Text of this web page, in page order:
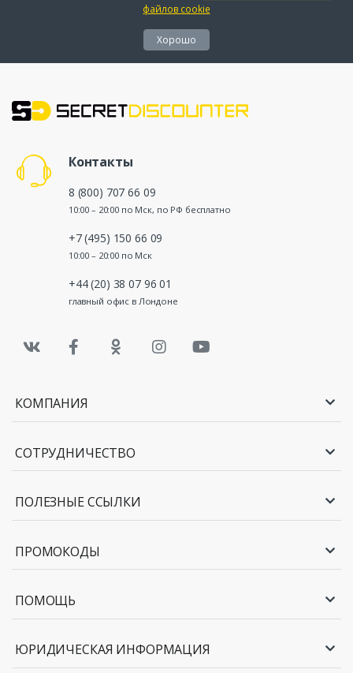
файлов cookie
Хорошо
Контакты
8 (800) 707 66 09
10:00 – 20:00 по Мск, по РФ бесплатно
+7 (495) 150 66 09
10:00 – 20:00 по Мск
+44 (20) 38 07 96 01
главный офис в Лондоне
КОМПАНИЯ
СОТРУДНИЧЕСТВО
ПОЛЕЗНЫЕ ССЫЛКИ
ПРОМОКОДЫ
ПОМОЩЬ
ЮРИДИЧЕСКАЯ ИНФОРМАЦИЯ